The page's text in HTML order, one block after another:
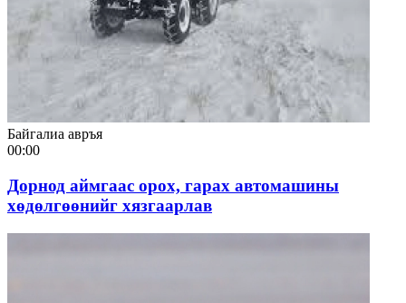
Байгалиа авръя
00:00
Дорнод аймгаас орох, гарах автомашины
хөдөлгөөнийг хязгаарлав